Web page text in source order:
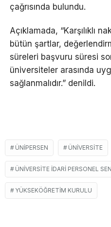
çağrısında bulundu.
Açıklamada, “Karşılıklı
bütün şartlar,
süreleri başvuru süresi
üniversiteler arasında
sağlanmalıdır.” denildi.
ÜNİPERSEN ÜNIVERSITE
ÜNIVERSITE İDARI PERSONEL
YÜKSEKÖĞRETIM KURULU